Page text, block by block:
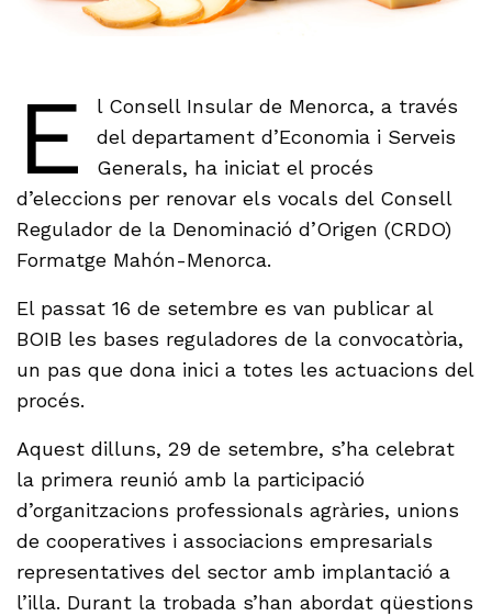
E
l Consell Insular de Menorca, a través
del departament d’Economia i Serveis
Generals, ha iniciat el procés
d’eleccions per renovar els vocals del Consell
Regulador de la Denominació d’Origen (CRDO)
Formatge Mahón-Menorca.
El passat 16 de setembre es van publicar al
BOIB les bases reguladores de la convocatòria,
un pas que dona inici a totes les actuacions del
procés.
Aquest dilluns, 29 de setembre, s’ha celebrat
la primera reunió amb la participació
d’organitzacions professionals agràries, unions
de cooperatives i associacions empresarials
representatives del sector amb implantació a
l’illa. Durant la trobada s’han abordat qüestions